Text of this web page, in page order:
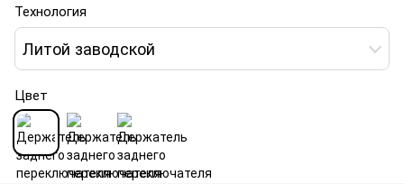
Технология
Литой заводской
Цвет